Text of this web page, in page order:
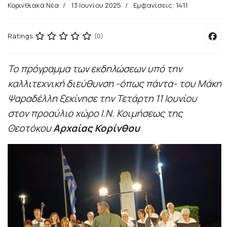
Κορινθιακά Νέα 13 Ιουνίου 2025 Εμφανίσεις: 1411
Ratings (0)
Το πρόγραμμα των εκδηλώσεων υπό την
καλλιτεχνική διεύθυνση -όπως πάντα- του Μάκη
Ψαραδέλλη ξεκίνησε την Τετάρτη 11 Ιουνίου
στονπροαύλιο χώρο Ι.Ν. Κοιμήσεως της
ΘεοτόκουΑρχαίας Κορίνθου